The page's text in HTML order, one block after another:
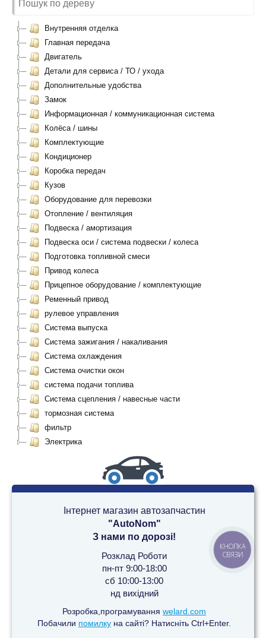
Внутренняя отделка
Главная передача
Двигатель
Детали для сервиса / ТО / ухода
Дополнительные удобства
Замок
Информационная / коммуникационная система
Колёса / шины
Комплектующие
Кондиционер
Коробка передач
Кузов
Оборудование для перевозки
Отопление / вентиляция
Подвеска / амортизация
Подвеска оси / система подвески / колеса
Подготовка топливной смеси
Привод колеса
Прицепное оборудование / комплектующие
Ременный привод
рулевое управления
Система выпуска
Система зажигания / накаливания
Система охлаждения
Система очистки окон
система подачи топлива
Система сцепления / навесные части
тормозная система
фильтр
Электрика
Інтернет магазин автозапчастин
"AutoNom"
З нами по дорозі!
Розклад Роботи
пн-пт 9:00-18:00
сб 10:00-13:00
нд вихідний
Розробка,програмування welard.com
Побачили помилку на сайті? Натисніть Ctrl+Enter.
КНОПКА
СВЯЗИ